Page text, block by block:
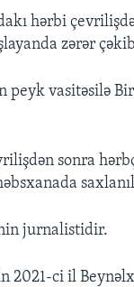
hərbi
zərər
peyk vasitəsilə
sonra
jurnalistidir.
ci il